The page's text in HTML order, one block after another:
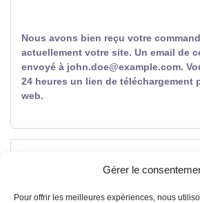
Gérer le
Pour offrir les meilleures expériences, nous
Nous avons bien reçu votre
actuellement votre site. Un email de
envoyé à john.doe@example.com.
24 heures un lien de téléchargement
web.
Order not found. You cannot